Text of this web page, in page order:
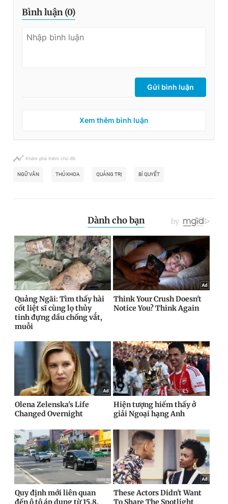
Bình luận (0)
Gửi bình luận
Xem thêm bình luận
Khám phá thêm chủ đề
NGỮ VĂN THỦ KHOA QUẢNG TRỊ BÍ QUYẾT